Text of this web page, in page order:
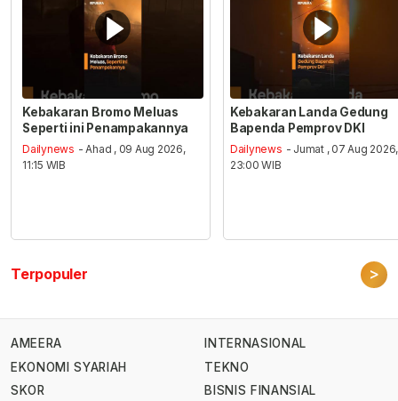
Kebakaran Bromo Meluas
Seperti ini Penampakannya
Dailynews - Ahad , 09 Aug 2026,
11:15 WIB
Kebakaran Landa Gedung
Bapenda Pemprov DKI
Dailynews - Jumat , 07 Aug 2026,
23:00 WIB
Terpopuler >
AMEERA
EKONOMI SYARIAH
SKOR
INTERNASIONAL
TEKNO
BISNIS FINANSIAL